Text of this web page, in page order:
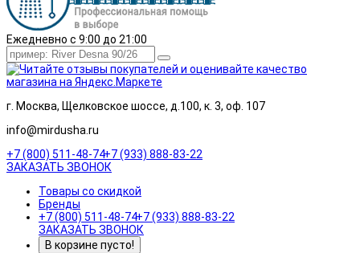
Ежедневно с 9:00 до 21:00
г. Москва, Щелковское шоссе, д.100, к. 3, оф. 107
info@mirdusha.ru
+7 (800) 511-48-74+7 (933) 888-83-22
ЗАКАЗАТЬ ЗВОНОК
Товары со скидкой
Бренды
+7 (800) 511-48-74+7 (933) 888-83-22
ЗАКАЗАТЬ ЗВОНОК
В корзине пусто!